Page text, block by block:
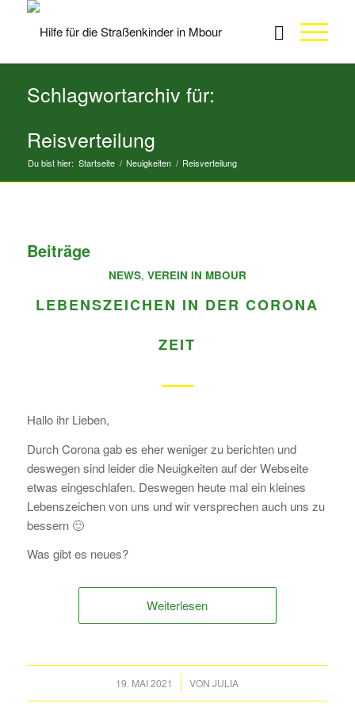
Schlagwortarchiv für:
Reisverteilung
Du bist hier: Startseite / Neuigkeiten / Reisverteilung
Beiträge
NEWS, VEREIN IN MBOUR
LEBENSZEICHEN IN DER CORONA
ZEIT
Hallo ihr Lieben,
Durch Corona gab es eher weniger zu berichten und
deswegen sind leider die Neuigkeiten auf der Webseite
etwas eingeschlafen. Deswegen heute mal ein kleines
Lebenszeichen von uns und wir versprechen auch uns zu
bessern 🙂
Was gibt es neues?
Weiterlesen
19. MAI 2021
/ VONJULIA